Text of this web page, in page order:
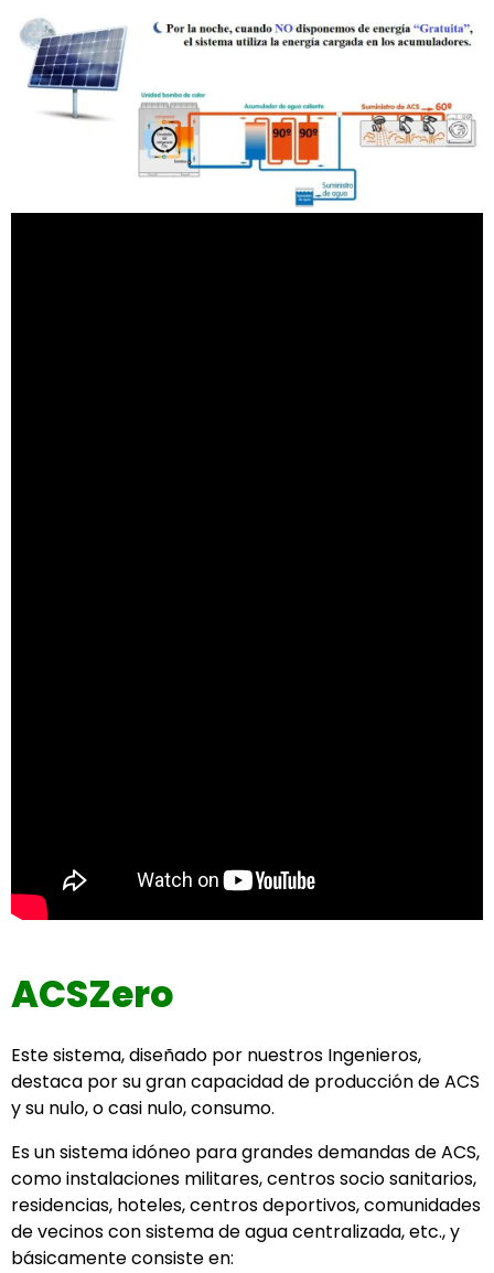
ACSZero
Este sistema, diseñado por nuestros Ingenieros,
destaca por su gran capacidad de producción de ACS
y su nulo, o casi nulo, consumo.
Es un sistema idóneo para grandes demandas de ACS,
como instalaciones militares, centros socio sanitarios,
residencias, hoteles, centros deportivos, comunidades
de vecinos con sistema de agua centralizada, etc., y
básicamente consiste en: